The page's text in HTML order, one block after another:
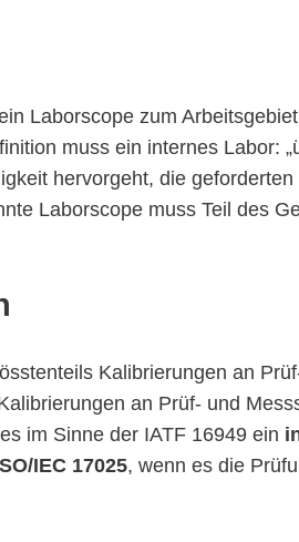
Laborscope zum
muss ein internes Labor:
hervorgeht, die
Laborscope muss Teil des
Kalibrierungen an
an Prüf- und
im Sinne der IATF 16949 ein
IEC 17025, wenn es die